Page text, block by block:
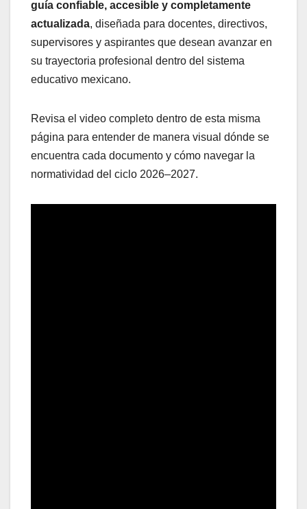
guía confiable, accesible y completamente
actualizada, diseñada para docentes, directivos,
supervisores y aspirantes que desean avanzar en
su trayectoria profesional dentro del sistema
educativo mexicano.
Revisa el video completo dentro de esta misma
página para entender de manera visual dónde se
encuentra cada documento y cómo navegar la
normatividad del ciclo 2026–2027.